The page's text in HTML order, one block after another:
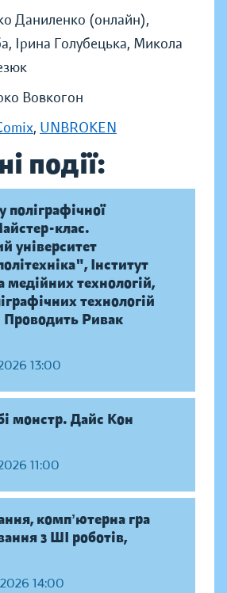
Даниленко (онлайн),
Ірина Голубецька, Микола
Вовкогон
, UNBROKEN
події:
поліграфічної
клас.
університет
Інститут
медійних технологій,
технологій
Проводить Ривак
13:00
монстр. Дайс Кон
11:00
компʼютерна гра
з ШІ роботів,
14:00